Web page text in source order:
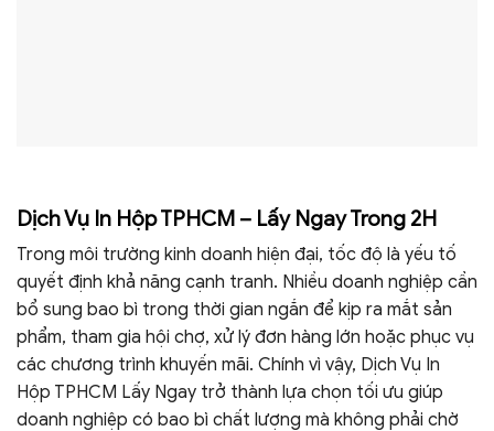
Dịch Vụ In Hộp TPHCM – Lấy Ngay Trong 2H
Trong môi trường kinh doanh hiện đại, tốc độ là yếu tố
quyết định khả năng cạnh tranh. Nhiều doanh nghiệp cần
bổ sung bao bì trong thời gian ngắn để kịp ra mắt sản
phẩm, tham gia hội chợ, xử lý đơn hàng lớn hoặc phục vụ
các chương trình khuyến mãi. Chính vì vậy, Dịch Vụ In
Hộp TPHCM Lấy Ngay trở thành lựa chọn tối ưu giúp
doanh nghiệp có bao bì chất lượng mà không phải chờ